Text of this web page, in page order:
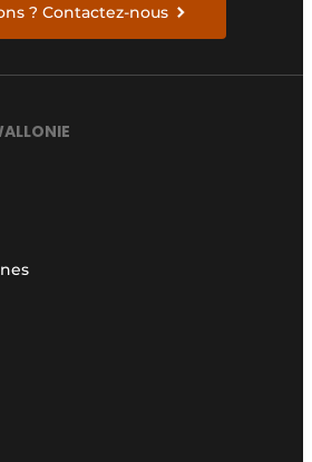
? Contactez-nous